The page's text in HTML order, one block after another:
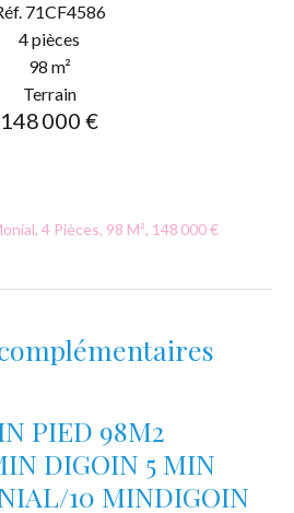
71CF4586
4 pièces
98 m²
Terrain
148 000 €
4 Pièces, 98 M², 148 000 €
PIED 98M2
DIGOIN 5 MIN
10 MINDIGOIN